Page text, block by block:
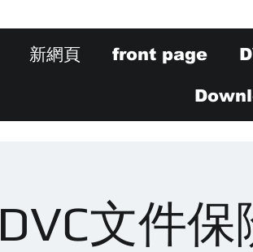
新網頁 front page
DVC文件